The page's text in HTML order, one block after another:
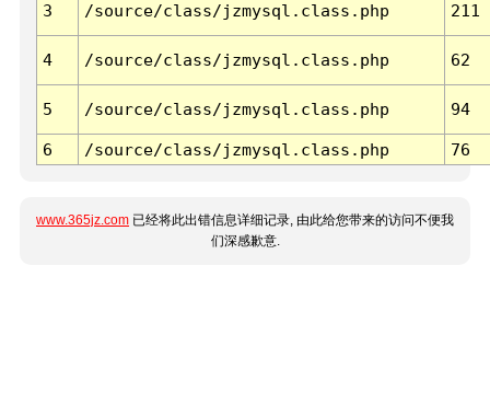
3 /source/class/jzmysql.class.php 211
4 /source/class/jzmysql.class.php 62
5 /source/class/jzmysql.class.php 94
6 /source/class/jzmysql.class.php 76
www.365jz.com 已经将此出错信息详细记录, 由此给您带来的访问不便我
们深感歉意.